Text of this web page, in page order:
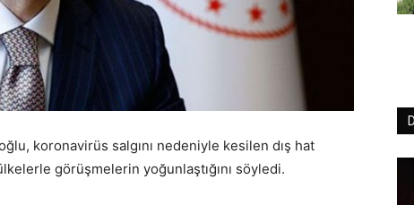
koronavirüs salgını nedeniyle kesilen dış hat
görüşmelerin yoğunlaştığını söyledi.